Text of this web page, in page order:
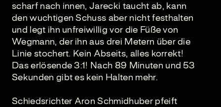
scharf nach innen, Jarecki taucht ab, kann
den wuchtigen Schuss aber nicht festhalten
und legt ihn unfreiwillig vor die Füße von
Wegmann, der ihn aus drei Metern über die
Linie stochert. Kein Abseits, alles korrekt!
Das erlösende 3:1! Nach 89 Minuten und 53
Sekunden gibt es kein Halten mehr.
Schiedsrichter Aron Schmidhuber pfeift